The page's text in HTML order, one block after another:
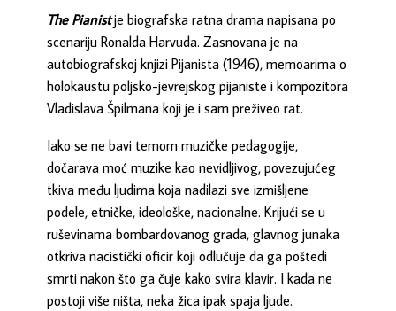
The Pianistje biografska ratna drama napisana po
scenariju Ronalda Harvuda. Zasnovana je na
autobiografskoj knjizi Pijanista (1946), memoarima o
holokaustu poljsko-jevrejskog pijaniste i kompozitora
Vladislava Špilmana koji je i sam preživeo rat.
Iako se ne bavi temom muzičke pedagogije,
dočarava moć muzike kao nevidljivog, povezujućeg
tkiva među ljudima koja nadilazi sve izmišljene
podele, etničke, ideološke, nacionalne. Krijući se u
ruševinama bombardovanog grada, glavnog junaka
otkriva nacistički oficir koji odlučuje da ga poštedi
smrti nakon što ga čuje kako svira klavir. I kada ne
postoji više ništa, neka žica ipak spaja ljude.